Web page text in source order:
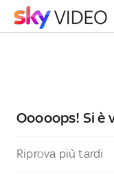
Ooooops! Si è
Riprova più tardi